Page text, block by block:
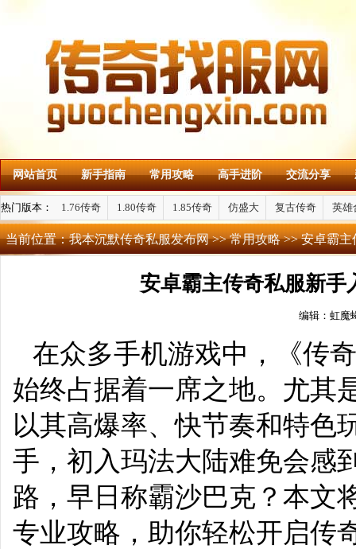
网站首页 新手指南 常用攻略 高手进阶 交流分享
热门版本： 1.76传奇 1.80传奇 1.85传奇 仿盛大 复古传奇 英雄
当前位置：我本沉默传奇私服发布网>>常用攻略>> 安卓霸主
安卓霸主传奇私服新手
编辑：虹魔
在众多手机游戏中，《传
始终占据着一席之地。尤其
以其高爆率、快节奏和特色
手，初入玛法大陆难免会感
路，早日称霸沙巴克？本文
专业攻略，助你轻松开启传